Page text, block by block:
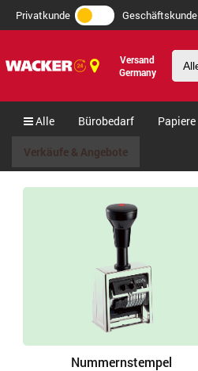
Privatkunde Geschäftskunde
Versand
Germany
Alle Bürobedarf Papiere
Verkäufe & Angebote
Nummernstempel